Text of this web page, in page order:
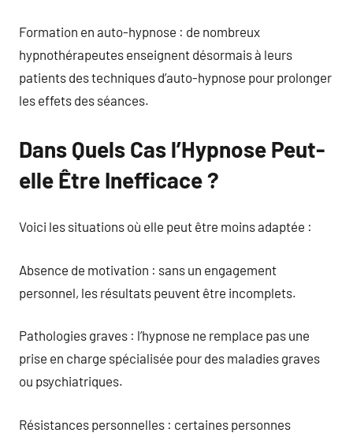
Formation en auto-hypnose : de nombreux
hypnothérapeutes enseignent désormais à leurs
patients des techniques d’auto-hypnose pour prolonger
les effets des séances.
Dans Quels Cas l’Hypnose Peut-
elle Être Inefficace ?
Voici les situations où elle peut être moins adaptée :
Absence de motivation : sans un engagement
personnel, les résultats peuvent être incomplets.
Pathologies graves : l’hypnose ne remplace pas une
prise en charge spécialisée pour des maladies graves
ou psychiatriques.
Résistances personnelles : certaines personnes